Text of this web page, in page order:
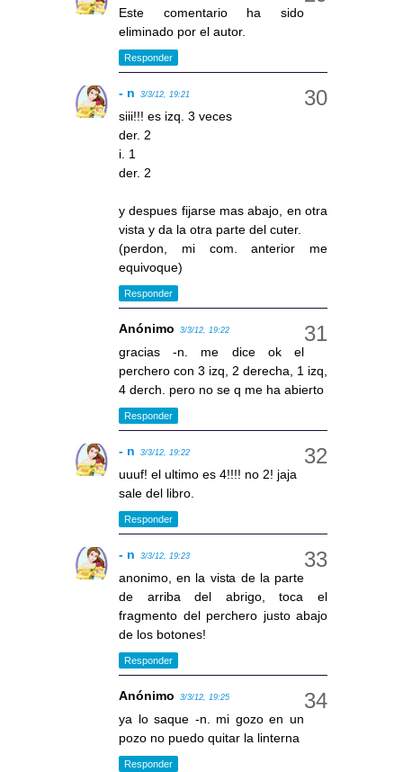
Este comentario ha sido
eliminado por el autor.
Responder
- n 3/3/12, 19:21
siii!!! es izq. 3 veces
der. 2
i. 1
der. 2
y despues fijarse mas abajo, en otra
vista y da la otra parte del cuter.
(perdon, mi com. anterior me
equivoque)
Responder
Anónimo 3/3/12, 19:22
gracias -n. me dice ok el
perchero con 3 izq, 2 derecha, 1 izq,
4 derch. pero no se q me ha abierto
Responder
- n 3/3/12, 19:22
uuuf! el ultimo es 4!!!! no 2! jaja
sale del libro.
Responder
- n 3/3/12, 19:23
anonimo, en la vista de la parte
de arriba del abrigo, toca el
fragmento del perchero justo abajo
de los botones!
Responder
Anónimo 3/3/12, 19:25
ya lo saque -n. mi gozo en un
pozo no puedo quitar la linterna
Responder